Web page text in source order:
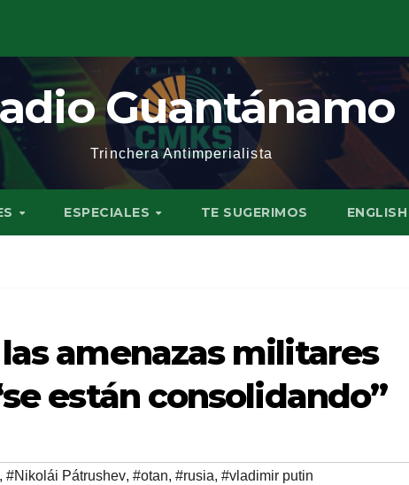
Guantánamo
Trinchera Antimperialista
ESPECIALES TE SUGERIMOS ENGLISH
amenazas militares
están consolidando”
, #Nikolái Pátrushev, #otan, #rusia, #vladimir putin